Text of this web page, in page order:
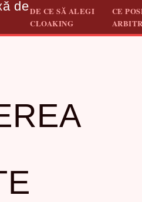
deDE CE SĂ ALEGI
CLOAKING
CE